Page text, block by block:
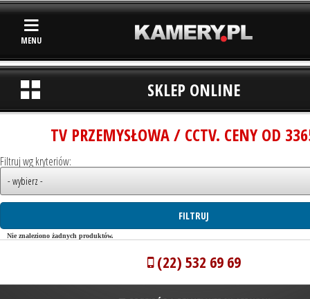
MENU
SKLEP ONLINE
TV PRZEMYSŁOWA / CCTV. CENY OD
Filtruj wg kryteriów:
Nie znaleziono żadnych produktów.
(22) 532 69 69